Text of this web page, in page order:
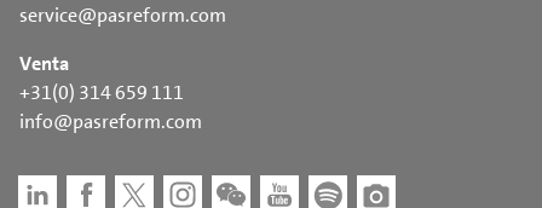
service@pasreform.com
Venta
+31(0) 314 659 111
info@pasreform.com